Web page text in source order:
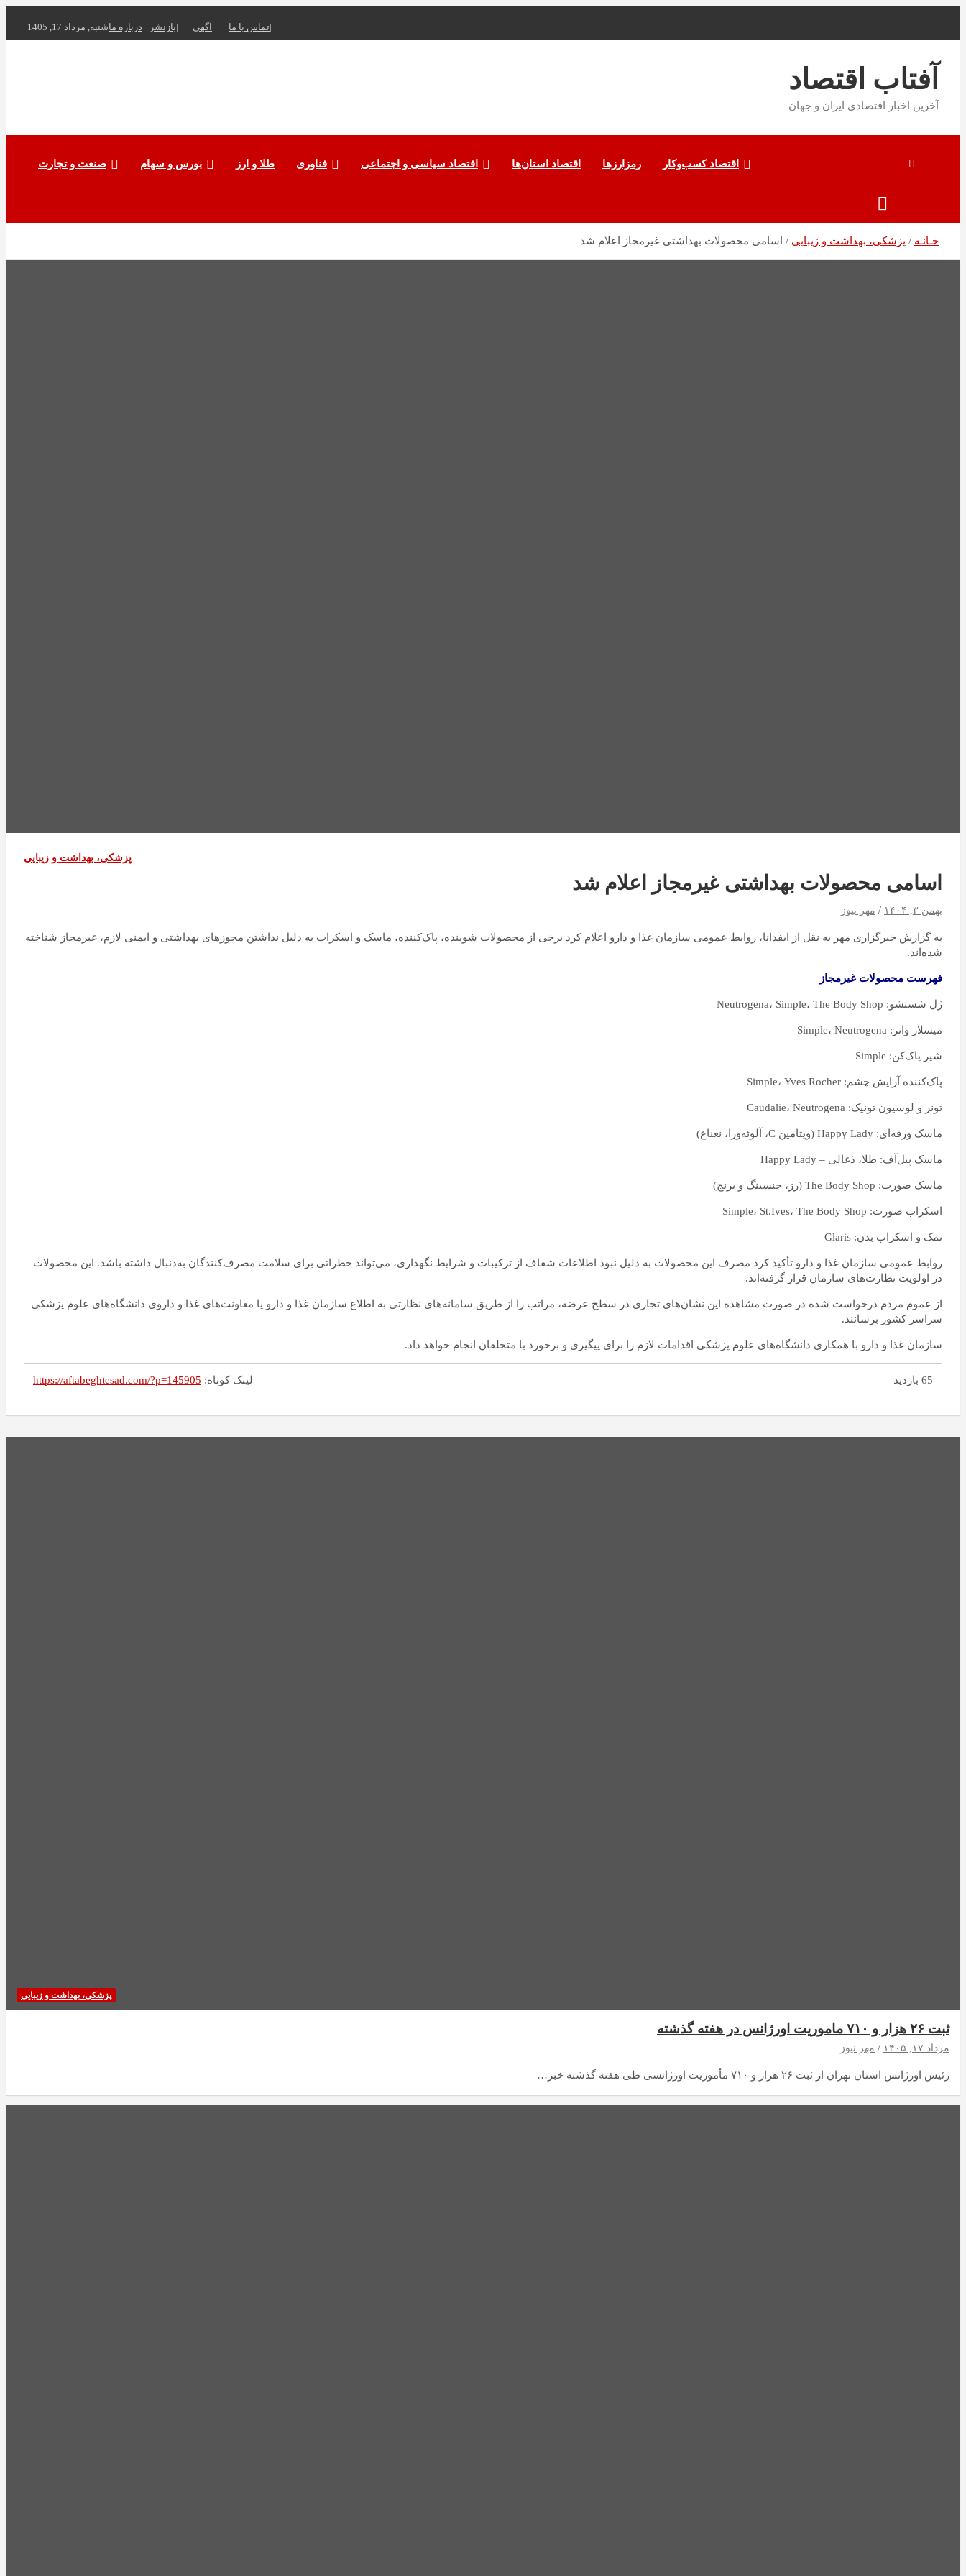
بروید
شنبه, مرداد 17, 1405درباره ما بازنشر آگهی تماس با ما
آفتاب اقتصاد
آخرین اخبار اقتصادی ایران و جهان
صنعت و تجارت بورس و سهام طلا و ارز فناوری اقتصاد سیاسی و اجتماعی اقتصاد استان‌ها رمزارزها اقتصاد کسب‌و‌کار
خـانـه پزشکی، بهداشت و زیبایی اسامی محصولات بهداشتی غیرمجاز اعلام شد
پزشکی، بهداشت و زیبایی
اسامی محصولات بهداشتی غیرمجاز اعلام شد
بهمن ۳, ۱۴۰۴ مهر نیوز
به گزارش خبرگزاری مهر به نقل از ایفدانا، روابط عمومی سازمان غذا و دارو اعلام کرد برخی از محصولات شوینده، پاک‌کننده، ماسک و اسکراب به دلیل نداشتن مجوزهای بهداشتی و ایمنی لازم، غیرمجاز شناخته
شده‌اند.
فهرست محصولات غیرمجاز
ژل شستشو: Neutrogena، Simple، The Body Shop
میسلار واتر: Simple، Neutrogena
شیر پاک‌کن: Simple
پاک‌کننده آرایش چشم: Simple، Yves Rocher
تونر و لوسیون تونیک: Caudalie، Neutrogena
ماسک ورقه‌ای: Happy Lady (ویتامین C، آلوئه‌ورا، نعناع)
ماسک پیل‌آف: طلا، ذغالی – Happy Lady
ماسک صورت: The Body Shop (رز، جنسینگ و برنج)
اسکراب صورت: Simple، St.Ives، The Body Shop
نمک و اسکراب بدن: Glaris
روابط عمومی سازمان غذا و دارو تأکید کرد مصرف این محصولات به دلیل نبود اطلاعات شفاف از ترکیبات و شرایط نگهداری، می‌تواند خطراتی برای سلامت مصرف‌کنندگان به‌دنبال داشته باشد. این محصولات
در اولویت نظارت‌های سازمان قرار گرفته‌اند.
از عموم مردم درخواست شده در صورت مشاهده این نشان‌های تجاری در سطح عرضه، مراتب را از طریق سامانه‌های نظارتی به اطلاع سازمان غذا و دارو یا معاونت‌های غذا و داروی دانشگاه‌های علوم پزشکی
سراسر کشور برسانند.
سازمان غذا و دارو با همکاری دانشگاه‌های علوم پزشکی اقدامات لازم را برای پیگیری و برخورد با متخلفان انجام خواهد داد.
65 بازدید لینک کوتاه: https://aftabeghtesad.com/?p=145905
پزشکی، بهداشت و زیبایی
ثبت ۲۶ هزار و ۷۱۰ ماموریت اورژانس در هفته گذشته
مرداد ۱۷, ۱۴۰۵ مهر نیوز
رئیس اورژانس استان تهران از ثبت ۲۶ هزار و ۷۱۰ مأموریت اورژانسی طی هفته گذشته خبر…